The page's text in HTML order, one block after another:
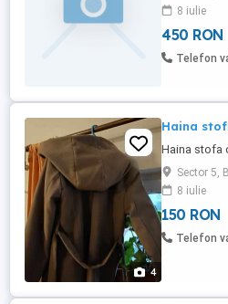
8 iulie
450 RON
Telefon
4
Haina
Haina stofa
Sector 5,
8 iulie
150 RON
Telefon